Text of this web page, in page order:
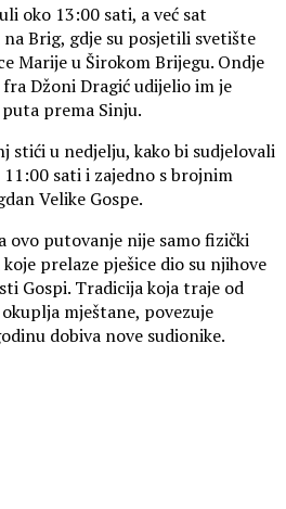
oko 13:00 sati, a već sat
Brig, gdje su posjetili svetište
Marije u Širokom Brijegu. Ondje
Džoni Dragić udijelio im je
prema Sinju.
stići u nedjelju, kako bi sudjelovali
sati i zajedno s brojnim
Velike Gospe.
ovo putovanje nije samo fizički
prelaze pješice dio su njihove
Gospi. Tradicija koja traje od
mještane, povezuje
dobiva nove sudionike.